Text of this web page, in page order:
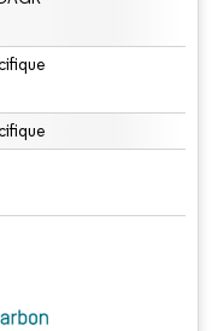
une attribution sous CC